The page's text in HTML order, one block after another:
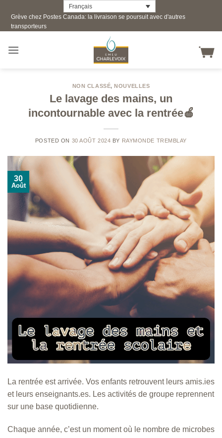
content
Français
Grève chez Postes Canada: la livraison se poursuit avec d'autres
transporteurs
NON CLASSÉ,NOUVELLES
Le lavage des mains, un
incontournable avec la rentrée🍎
POSTED ON 30 AOÛT 2024 BY RAYMONDE TREMBLAY
30
Août
La rentrée est arrivée. Vos enfants retrouvent leurs amis.ies
et leurs enseignants.es. Les activités de groupe reprennent
sur une base quotidienne.
Chaque année, c’est un moment où le nombre de microbes